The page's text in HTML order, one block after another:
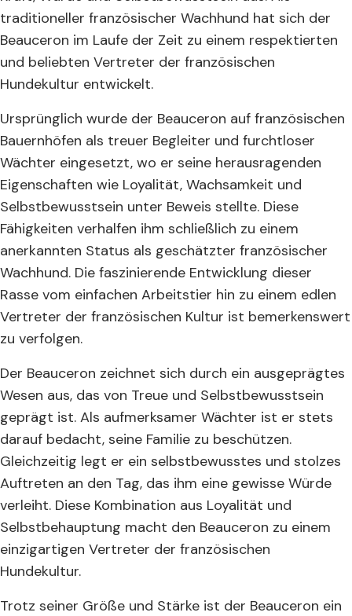
traditioneller französischer Wachhund hat sich der
Beauceron im Laufe der Zeit zu einem respektierten
und beliebten Vertreter der französischen
Hundekultur entwickelt.
Ursprünglich wurde der Beauceron auf französischen
Bauernhöfen als treuer Begleiter und furchtloser
Wächter eingesetzt, wo er seine herausragenden
Eigenschaften wie Loyalität, Wachsamkeit und
Selbstbewusstsein unter Beweis stellte. Diese
Fähigkeiten verhalfen ihm schließlich zu einem
anerkannten Status als geschätzter französischer
Wachhund. Die faszinierende Entwicklung dieser
Rasse vom einfachen Arbeitstier hin zu einem edlen
Vertreter der französischen Kultur ist bemerkenswert
zu verfolgen.
Der Beauceron zeichnet sich durch ein ausgeprägtes
Wesen aus, das von Treue und Selbstbewusstsein
geprägt ist. Als aufmerksamer Wächter ist er stets
darauf bedacht, seine Familie zu beschützen.
Gleichzeitig legt er ein selbstbewusstes und stolzes
Auftreten an den Tag, das ihm eine gewisse Würde
verleiht. Diese Kombination aus Loyalität und
Selbstbehauptung macht den Beauceron zu einem
einzigartigen Vertreter der französischen
Hundekultur.
Trotz seiner Größe und Stärke ist der Beauceron ein